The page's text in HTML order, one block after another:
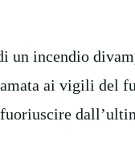
un incendio
ai vigili del